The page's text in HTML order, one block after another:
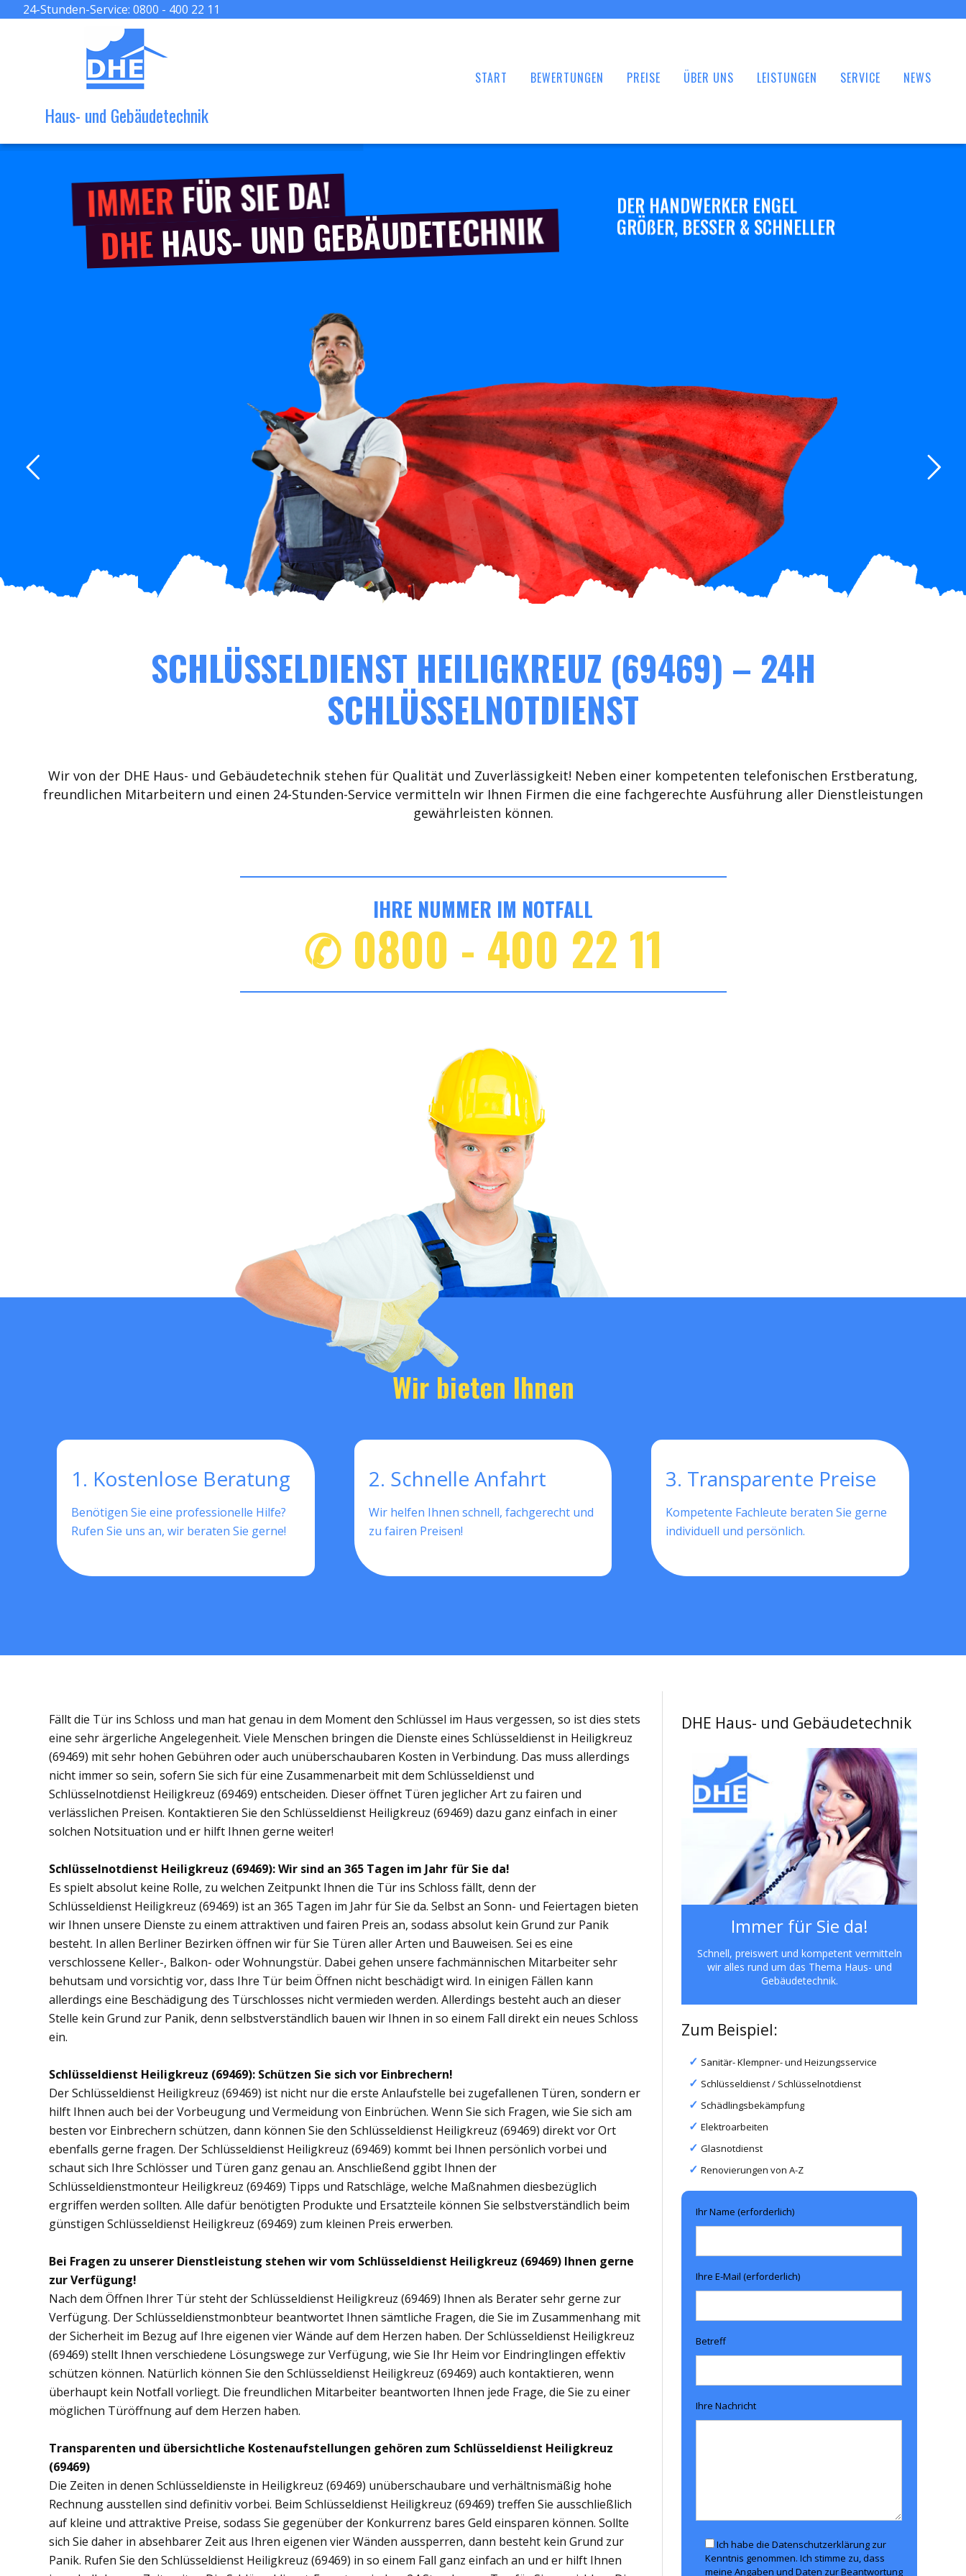
24-Stunden-Service: 0800 - 400 22 11
Haus- und Gebäudetechnik
START BEWERTUNGEN PREISE ÜBER UNS LEISTUNGEN SERVICE NEWS
IMMERFÜR SIE DA!
DHEHAUS- UND GEBÄUDETECHNIK
DER HANDWERKER ENGEL
GRÖßER, BESSER & SCHNELLER
SCHLÜSSELDIENST HEILIGKREUZ (69469) – 24H
SCHLÜSSELNOTDIENST
Wir von der DHE Haus- und Gebäudetechnik stehen für Qualität und Zuverlässigkeit! Neben einer kompetenten telefonischen Erstberatung,
freundlichen Mitarbeitern und einen 24-Stunden-Service vermitteln wir Ihnen Firmen die eine fachgerechte Ausführung aller Dienstleistungen
gewährleisten können.
IHRE NUMMER IM NOTFALL
✆ 0800 - 400 22 11
Wir bieten Ihnen
1. Kostenlose Beratung
Benötigen Sie eine professionelle Hilfe?
Rufen Sie uns an, wir beraten Sie gerne!
2. Schnelle Anfahrt
Wir helfen Ihnen schnell, fachgerecht und
zu fairen Preisen!
3. Transparente Preise
Kompetente Fachleute beraten Sie gerne
individuell und persönlich.
DHE Haus- und Gebäudetechnik
Immer für Sie da!
Schnell, preiswert und kompetent vermitteln
wir alles rund um das Thema Haus- und
Gebäudetechnik.
Zum Beispiel:
Sanitär- Klempner- und Heizungsservice
Schlüsseldienst / Schlüsselnotdienst
Schädlingsbekämpfung
Elektroarbeiten
Glasnotdienst
Renovierungen von A-Z
Ihr Name (erforderlich)
Ihre E-Mail (erforderlich)
Betreff
Ihre Nachricht
Ich habe die Datenschutzerklärung zur
Kenntnis genommen. Ich stimme zu, dass
meine Angaben und Daten zur Beantwortung
Fällt die Tür ins Schloss und man hat genau in dem Moment den Schlüssel im Haus vergessen, so ist dies stets
eine sehr ärgerliche Angelegenheit. Viele Menschen bringen die Dienste eines Schlüsseldienst in Heiligkreuz
(69469) mit sehr hohen Gebühren oder auch unüberschaubaren Kosten in Verbindung. Das muss allerdings
nicht immer so sein, sofern Sie sich für eine Zusammenarbeit mit dem Schlüsseldienst und
Schlüsselnotdienst Heiligkreuz (69469) entscheiden. Dieser öffnet Türen jeglicher Art zu fairen und
verlässlichen Preisen. Kontaktieren Sie den Schlüsseldienst Heiligkreuz (69469) dazu ganz einfach in einer
solchen Notsituation und er hilft Ihnen gerne weiter!
Schlüsselnotdienst Heiligkreuz (69469): Wir sind an 365 Tagen im Jahr für Sie da!
Es spielt absolut keine Rolle, zu welchen Zeitpunkt Ihnen die Tür ins Schloss fällt, denn der
Schlüsseldienst Heiligkreuz (69469) ist an 365 Tagen im Jahr für Sie da. Selbst an Sonn- und Feiertagen bieten
wir Ihnen unsere Dienste zu einem attraktiven und fairen Preis an, sodass absolut kein Grund zur Panik
besteht. In allen Berliner Bezirken öffnen wir für Sie Türen aller Arten und Bauweisen. Sei es eine
verschlossene Keller-, Balkon- oder Wohnungstür. Dabei gehen unsere fachmännischen Mitarbeiter sehr
behutsam und vorsichtig vor, dass Ihre Tür beim Öffnen nicht beschädigt wird. In einigen Fällen kann
allerdings eine Beschädigung des Türschlosses nicht vermieden werden. Allerdings besteht auch an dieser
Stelle kein Grund zur Panik, denn selbstverständlich bauen wir Ihnen in so einem Fall direkt ein neues Schloss
ein.
Schlüsseldienst Heiligkreuz (69469): Schützen Sie sich vor Einbrechern!
Der Schlüsseldienst Heiligkreuz (69469) ist nicht nur die erste Anlaufstelle bei zugefallenen Türen, sondern er
hilft Ihnen auch bei der Vorbeugung und Vermeidung von Einbrüchen. Wenn Sie sich Fragen, wie Sie sich am
besten vor Einbrechern schützen, dann können Sie den Schlüsseldienst Heiligkreuz (69469) direkt vor Ort
ebenfalls gerne fragen. Der Schlüsseldienst Heiligkreuz (69469) kommt bei Ihnen persönlich vorbei und
schaut sich Ihre Schlösser und Türen ganz genau an. Anschließend ggibt Ihnen der
Schlüsseldienstmonteur Heiligkreuz (69469) Tipps und Ratschläge, welche Maßnahmen diesbezüglich
ergriffen werden sollten. Alle dafür benötigten Produkte und Ersatzteile können Sie selbstverständlich beim
günstigen Schlüsseldienst Heiligkreuz (69469) zum kleinen Preis erwerben.
Bei Fragen zu unserer Dienstleistung stehen wir vom Schlüsseldienst Heiligkreuz (69469) Ihnen gerne
zur Verfügung!
Nach dem Öffnen Ihrer Tür steht der Schlüsseldienst Heiligkreuz (69469) Ihnen als Berater sehr gerne zur
Verfügung. Der Schlüsseldienstmonbteur beantwortet Ihnen sämtliche Fragen, die Sie im Zusammenhang mit
der Sicherheit im Bezug auf Ihre eigenen vier Wände auf dem Herzen haben. Der Schlüsseldienst Heiligkreuz
(69469) stellt Ihnen verschiedene Lösungswege zur Verfügung, wie Sie Ihr Heim vor Eindringlingen effektiv
schützen können. Natürlich können Sie den Schlüsseldienst Heiligkreuz (69469) auch kontaktieren, wenn
überhaupt kein Notfall vorliegt. Die freundlichen Mitarbeiter beantworten Ihnen jede Frage, die Sie zu einer
möglichen Türöffnung auf dem Herzen haben.
Transparenten und übersichtliche Kostenaufstellungen gehören zum Schlüsseldienst Heiligkreuz
(69469)
Die Zeiten in denen Schlüsseldienste in Heiligkreuz (69469) unüberschaubare und verhältnismäßig hohe
Rechnung ausstellen sind definitiv vorbei. Beim Schlüsseldienst Heiligkreuz (69469) treffen Sie ausschließlich
auf kleine und attraktive Preise, sodass Sie gegenüber der Konkurrenz bares Geld einsparen können. Sollte
sich Sie daher in absehbarer Zeit aus Ihren eigenen vier Wänden aussperren, dann besteht kein Grund zur
Panik. Rufen Sie den Schlüsseldienst Heiligkreuz (69469) in so einem Fall ganz einfach an und er hilft Ihnen